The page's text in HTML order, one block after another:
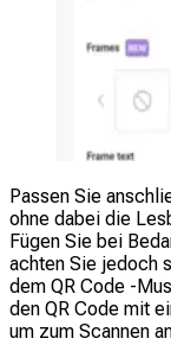
Passen Sie
ohne dabei die
Fügen Sie bei
achten Sie jedoch
dem QR Code -
den QR Code mit
um zum Scannen